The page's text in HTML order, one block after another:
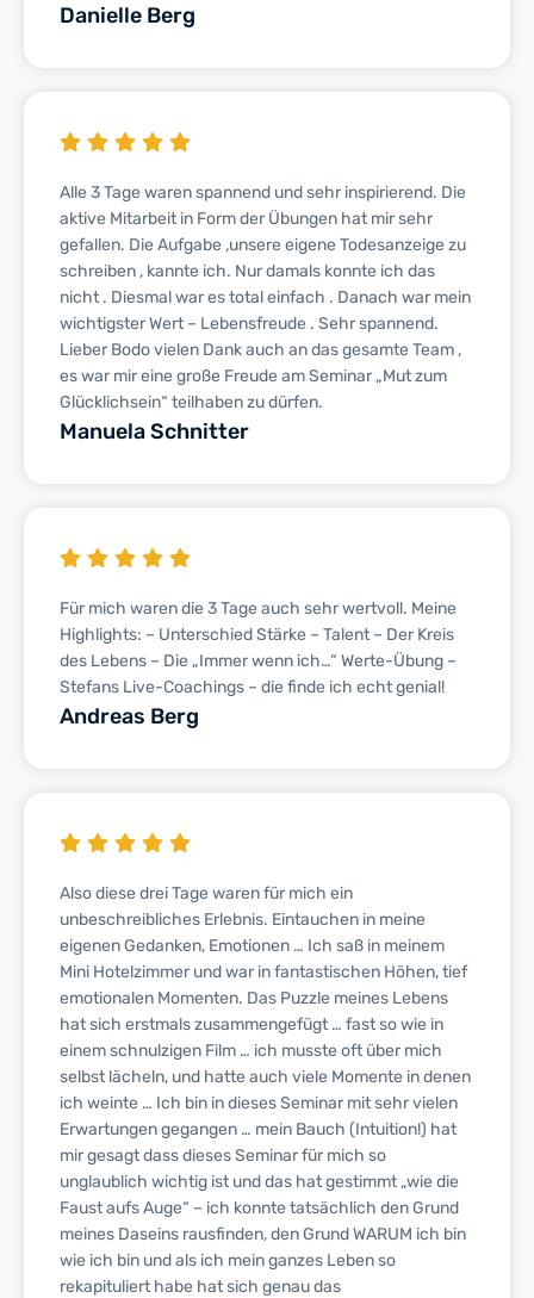
Danielle Berg
Alle 3 Tage waren spannend und sehr inspirierend. Die
aktive Mitarbeit in Form der Übungen hat mir sehr
gefallen. Die Aufgabe ,unsere eigene Todesanzeige zu
schreiben , kannte ich. Nur damals konnte ich das
nicht . Diesmal war es total einfach . Danach war mein
wichtigster Wert – Lebensfreude . Sehr spannend.
Lieber Bodo vielen Dank auch an das gesamte Team ,
es war mir eine große Freude am Seminar „Mut zum
Glücklichsein“ teilhaben zu dürfen.
Manuela Schnitter
Für mich waren die 3 Tage auch sehr wertvoll. Meine
Highlights: – Unterschied Stärke – Talent – Der Kreis
des Lebens – Die „Immer wenn ich…“ Werte-Übung –
Stefans Live-Coachings – die finde ich echt genial!
Andreas Berg
Also diese drei Tage waren für mich ein
unbeschreibliches Erlebnis. Eintauchen in meine
eigenen Gedanken, Emotionen … Ich saß in meinem
Mini Hotelzimmer und war in fantastischen Höhen, tief
emotionalen Momenten. Das Puzzle meines Lebens
hat sich erstmals zusammengefügt … fast so wie in
einem schnulzigen Film … ich musste oft über mich
selbst lächeln, und hatte auch viele Momente in denen
ich weinte … Ich bin in dieses Seminar mit sehr vielen
Erwartungen gegangen … mein Bauch (Intuition!) hat
mir gesagt dass dieses Seminar für mich so
unglaublich wichtig ist und das hat gestimmt „wie die
Faust aufs Auge“ – ich konnte tatsächlich den Grund
meines Daseins rausfinden, den Grund WARUM ich bin
wie ich bin und als ich mein ganzes Leben so
rekapituliert habe hat sich genau das